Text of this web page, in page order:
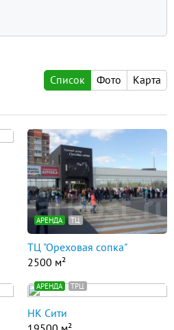
Список
Фото Карта
АРЕНДА ТЦ
ТЦ "Ореховая сопка"
2500 м²
АРЕНДА ТРЦ
НК Сити